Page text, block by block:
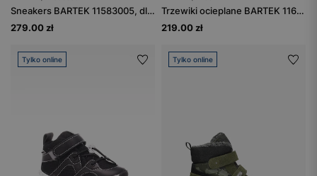
Sneakers BARTEK 11583005, dla chłopców, granatowo-szary
279.00 zł
Trzewiki ocieplane BARTEK 1166-AAHP, dla chłopców, brązowo-granatowy
219.00 zł
Tylko online Tylko online